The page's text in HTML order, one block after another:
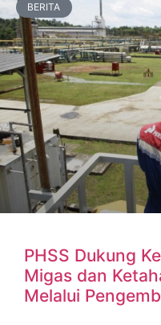
BERITA
PHSS Dukung
Migas dan
Melalui